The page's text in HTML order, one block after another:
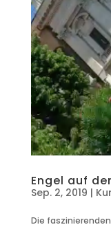
Engel auf
Sep. 2, 2019 |
Die